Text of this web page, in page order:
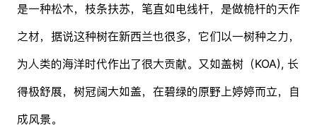
是一种松木，枝条扶苏，笔直如电线杆，是做桅杆的天作
之材，据说这种树在新西兰也很多，它们以一树种之力，
为人类的海洋时代作出了很大贡献。又如盖树（KOA), 长
得极舒展，树冠阔大如盖，在碧绿的原野上婷婷而立，自
成风景。